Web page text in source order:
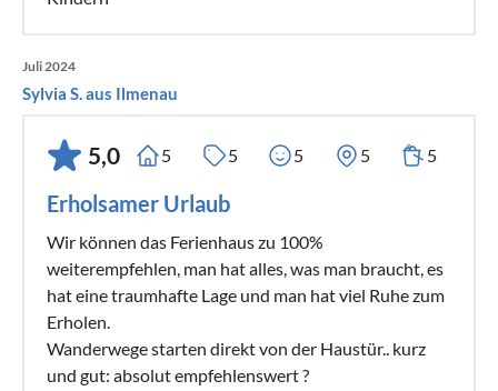
Juli 2024
Sylvia S. aus Ilmenau
5,0 5 5 5 5 5
Erholsamer Urlaub
Wir können das Ferienhaus zu 100%
weiterempfehlen, man hat alles, was man braucht, es
hat eine traumhafte Lage und man hat viel Ruhe zum
Erholen.
Wanderwege starten direkt von der Haustür.. kurz
und gut: absolut empfehlenswert ?